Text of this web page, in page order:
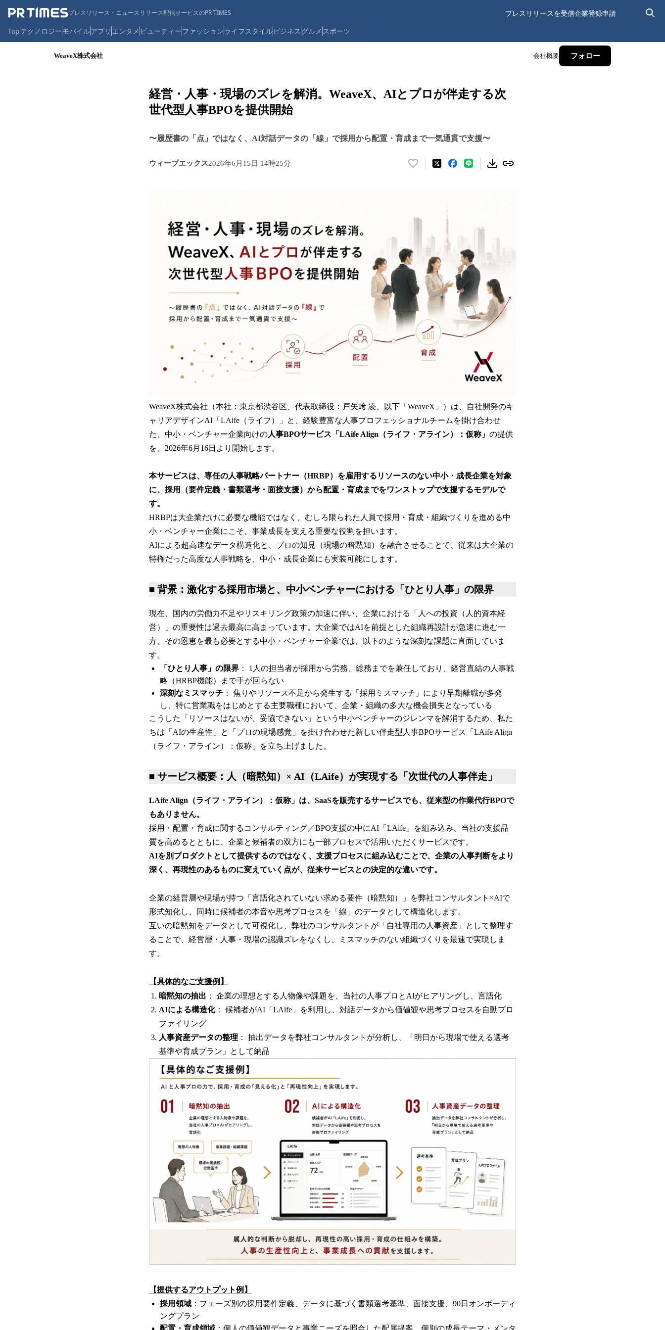
プレスリリース・ニュースリリース配信サービスのPR TIMES プレスリリースを受信企業登録申請
Topテクノロジーモバイルアプリ エンタメ ビューティーファッションライフスタイルビジネス グルメ スポーツ
WeaveX株式会社 会社概要 フォロー
経営・人事・現場のズレを解消。WeaveX、AIとプロが伴走する次
世代型人事BPOを提供開始
〜履歴書の「点」ではなく、AI対話データの「線」で採用から配置・育成まで一気通貫で支援〜
ウィーブエックス2026年6月15日 14時25分
い
を
込
み
中
で
す
WeaveX株式会社（本社：東京都渋谷区、代表取締役：戸矢﨑 凌、以下「WeaveX」）は、自社開発のキ
ャリアデザインAI「LAife（ライフ）」と、経験豊富な人事プロフェッショナルチームを掛け合わせ
た、中小・ベンチャー企業向けの人事BPOサービス「LAife Align（ライフ・アライン）：仮称」 の提供
を、2026年6月16日より開始します。
本サービスは、専任の人事戦略パートナー（HRBP）を雇用するリソースのない中小・成長企業を対象
に、採用（要件定義・書類選考・面接支援）から配置・育成までをワンストップで支援するモデルで
す。
HRBPは大企業だけに必要な機能ではなく、むしろ限られた人員で採用・育成・組織づくりを進める中
小・ベンチャー企業にこそ、事業成長を支える重要な役割を担います。
AIによる超高速なデータ構造化と、プロの知見（現場の暗黙知）を融合させることで、従来は大企業の
特権だった高度な人事戦略を、中小・成長企業にも実装可能にします。
■ 背景：激化する採用市場と、中小ベンチャーにおける「ひとり人事」の限界
現在、国内の労働力不足やリスキリング政策の加速に伴い、企業における「人への投資（人的資本経
営）」の重要性は過去最高に高まっています。大企業ではAIを前提とした組織再設計が急速に進む一
方、その恩恵を最も必要とする中小・ベンチャー企業では、以下のような深刻な課題に直面していま
す。
「ひとり人事」の限界 ： 1人の担当者が採用から労務、総務までを兼任しており、経営直結の人事戦
略（HRBP機能）まで手が回らない
深刻なミスマッチ ： 焦りやリソース不足から発生する「採用ミスマッチ」により早期離職が多発
し、特に営業職をはじめとする主要職種において、企業・組織の多大な機会損失となっている
こうした「リソースはないが、妥協できない」という中小ベンチャーのジレンマを解消するため、私た
ちは「AIの生産性」と「プロの現場感覚」を掛け合わせた新しい伴走型人事BPOサービス「LAife Align
（ライフ・アライン）：仮称」を立ち上げました。
■ サービス概要：人（暗黙知）× AI（LAife）が実現する「次世代の人事伴走」
LAife Align（ライフ・アライン）：仮称」は、SaaSを販売するサービスでも、従来型の作業代行BPOで
もありません。
採用・配置・育成に関するコンサルティング／BPO支援の中にAI「LAife」を組み込み、当社の支援品
質を高めるとともに、企業と候補者の双方にも一部プロセスで活用いただくサービスです。
AIを別プロダクトとして提供するのではなく、支援プロセスに組み込むことで、企業の人事判断をより
深く、再現性のあるものに変えていく点が、従来サービスとの決定的な違いです。
企業の経営層や現場が持つ「言語化されていない求める要件（暗黙知）」を弊社コンサルタント×AIで
形式知化し、同時に候補者の本音や思考プロセスを「線」のデータとして構造化します。
互いの暗黙知をデータとして可視化し、弊社のコンサルタントが「自社専用の人事資産」として整理す
ることで、経営層・人事・現場の認識ズレをなくし、ミスマッチのない組織づくりを最速で実現しま
す。
【具体的なご支援例】
暗黙知の抽出 ： 企業の理想とする人物像や課題を、当社の人事プロとAIがヒアリングし、言語化
AIによる構造化： 候補者がAI「LAife」を利用し、対話データから価値観や思考プロセスを自動プロ
ファイリング
人事資産データの整理 ： 抽出データを弊社コンサルタントが分析し、「明日から現場で使える選考
基準や育成プラン」として納品
【提供するアウトプット例】
採用領域 ：フェーズ別の採用要件定義、データに基づく書類選考基準、面接支援、90日オンボーディ
ングプラン
配置・育成領域 ：個人の価値観データと事業ニーズを照合した配属提案、個別の成長テーマ・メンタ